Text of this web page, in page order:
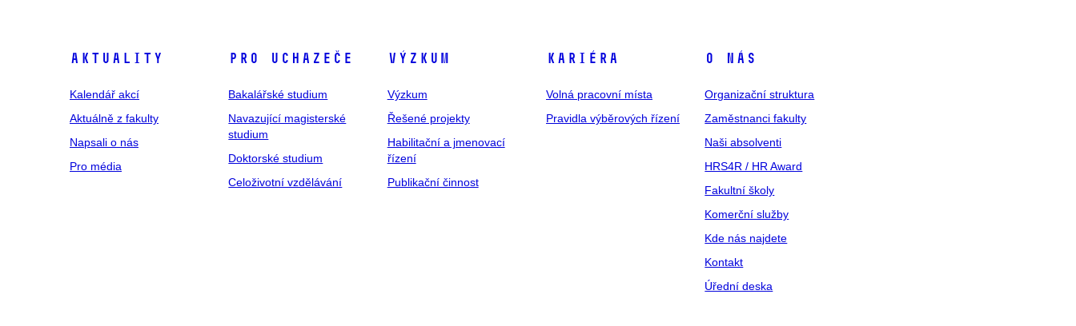
Aktuality
Kalendář akcí
Aktuálně z fakulty
Napsali o nás
Pro média
Pro uchazeče
Bakalářské studium
Navazující magisterské
studium
Doktorské studium
Celoživotní vzdělávání
Výzkum
Výzkum
Řešené projekty
Habilitační a jmenovací
řízení
Publikační činnost
Kariéra
Volná pracovní místa
Pravidla výběrových řízení
O nás
Organizační struktura
Zaměstnanci fakulty
Naši absolventi
HRS4R / HR Award
Fakultní školy
Komerční služby
Kde nás najdete
Kontakt
Úřední deska